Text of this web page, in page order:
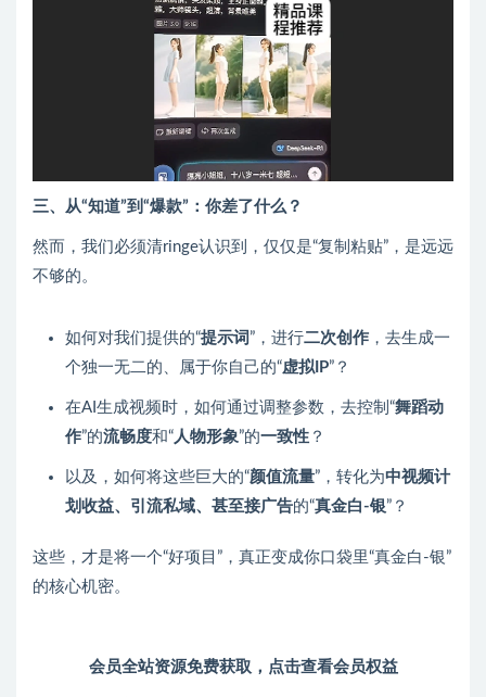
三、从“知道”到“爆款”：你差了什么？
然而，我们必须清ringe认识到，仅仅是“复制粘贴”，是远远
不够的。
如何对我们提供的“提示词 ”，进行二次创作 ，去生成一
个独一无二的、属于你自己的“虚拟IP”？
在AI生成视频时，如何通过调整参数，去控制“舞蹈动
作”的流畅度和“ 人物形象”的一致性 ？
以及，如何将这些巨大的“颜值流量”，转化为中视频计
划收益、引流私域、甚至接广告的“真金白-银”？
这些，才是将一个“好项目”，真正变成你口袋里“真金白-银”
的核心机密。
会员全站资源免费获取，点击查看会员权益